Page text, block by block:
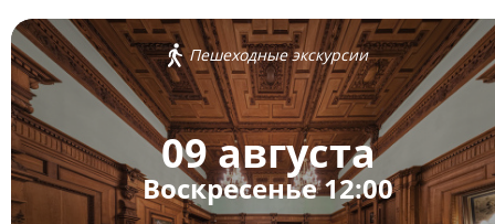
Пешеходные экскурсии
09 августа
Воскресенье 12:00